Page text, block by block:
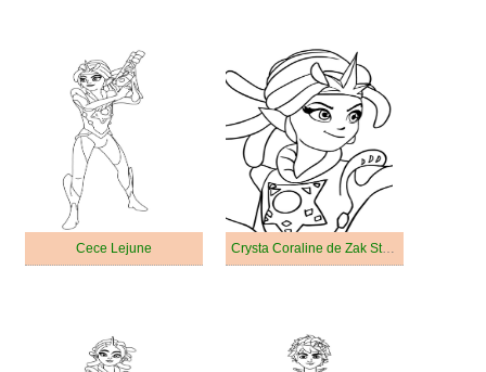
Cece Lejune Crysta Coraline de Zak Storm